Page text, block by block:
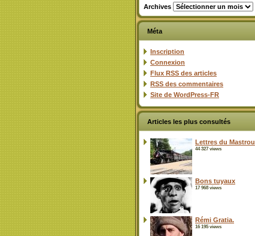
Archives
Méta
Inscription
Connexion
Flux RSS des articles
RSS des commentaires
Site de WordPress-FR
Articles les plus consultés
Lettres du Mastrou
44 327 views
Bons tuyaux
17 968 views
Rémi Gratia.
16 195 views